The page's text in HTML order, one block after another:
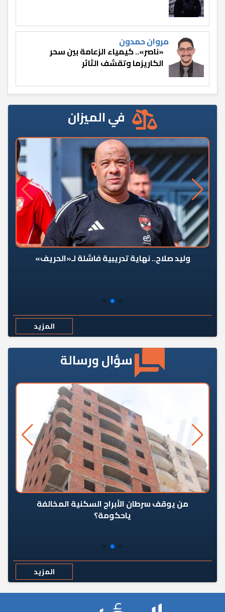
مروان حمدون
«ناصر».. كيمياء الزعامة بين سحر
الكاريزما وتقشف الثائر
في الميزان
وليد صلاح.. نهاية تدريبية فاشلة لـ«الحريف»
المزيد
سؤال ورسالة
من يوقف سرطان الأبراج السكنية المخالفة
ياحكومة؟
المزيد